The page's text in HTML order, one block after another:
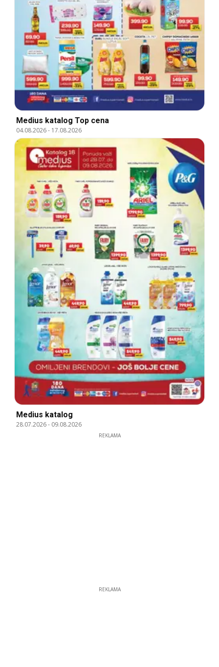
Medius katalog Top cena
04.08.2026- 17.08.2026
Medius katalog
28.07.2026- 09.08.2026
REKLAMA
REKLAMA